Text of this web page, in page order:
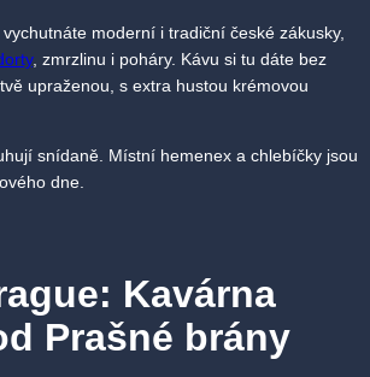
vychutnáte moderní i tradiční české zákusky,
, zmrzlinu i poháry. Kávu si tu dáte bez
upraženou, s extra hustou krémovou
snídaně. Místní hemenex a chlebíčky jsou
dne.
Kavárna
Prašné brány